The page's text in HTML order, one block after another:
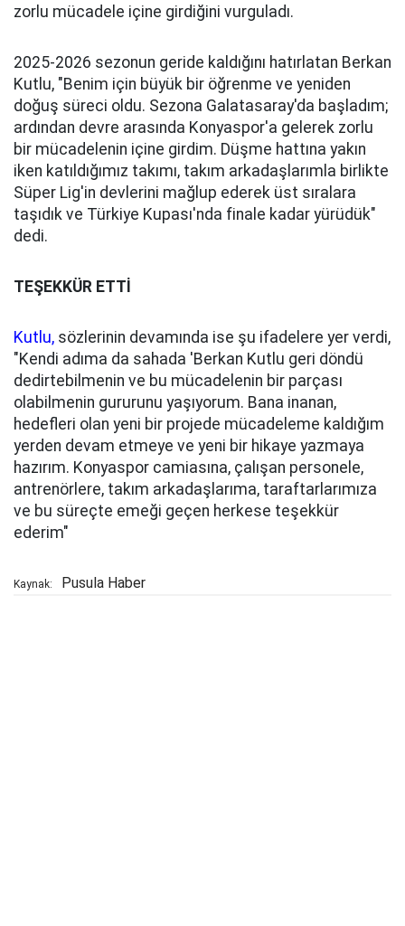
zorlu mücadele içine girdiğini vurguladı.
2025-2026 sezonun geride kaldığını hatırlatan Berkan
Kutlu, "Benim için büyük bir öğrenme ve yeniden
doğuş süreci oldu. Sezona Galatasaray'da başladım;
ardından devre arasında Konyaspor'a gelerek zorlu
bir mücadelenin içine girdim. Düşme hattına yakın
iken katıldığımız takımı, takım arkadaşlarımla birlikte
Süper Lig'in devlerini mağlup ederek üst sıralara
taşıdık ve Türkiye Kupası'nda finale kadar yürüdük"
dedi.
TEŞEKKÜR ETTİ
Kutlu, sözlerinin devamında ise şu ifadelere yer verdi,
"Kendi adıma da sahada 'Berkan Kutlu geri döndü
dedirtebilmenin ve bu mücadelenin bir parçası
olabilmenin gururunu yaşıyorum. Bana inanan,
hedefleri olan yeni bir projede mücadeleme kaldığım
yerden devam etmeye ve yeni bir hikaye yazmaya
hazırım. Konyaspor camiasına, çalışan personele,
antrenörlere, takım arkadaşlarıma, taraftarlarımıza
ve bu süreçte emeği geçen herkese teşekkür
ederim"
Kaynak: Pusula Haber